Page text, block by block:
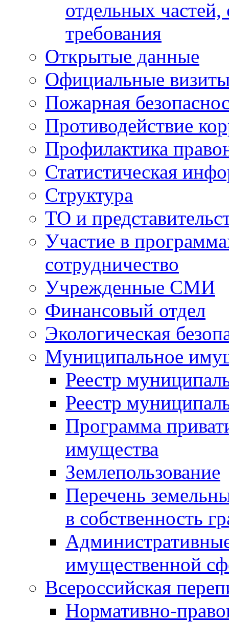
отдельных
требования
Открытые данные
Официальные
Пожарная
Противодействие
Профилактика
Статистическая
Структура
ТО и
Участие в
сотрудничество
Учрежденные СМИ
Финансовый отдел
Экологическая
Муниципальное
Реестр
Реестр
Программа
имущества
Землепользование
Перечень
в собственность
имущественной
Всероссийская
Нормативно-